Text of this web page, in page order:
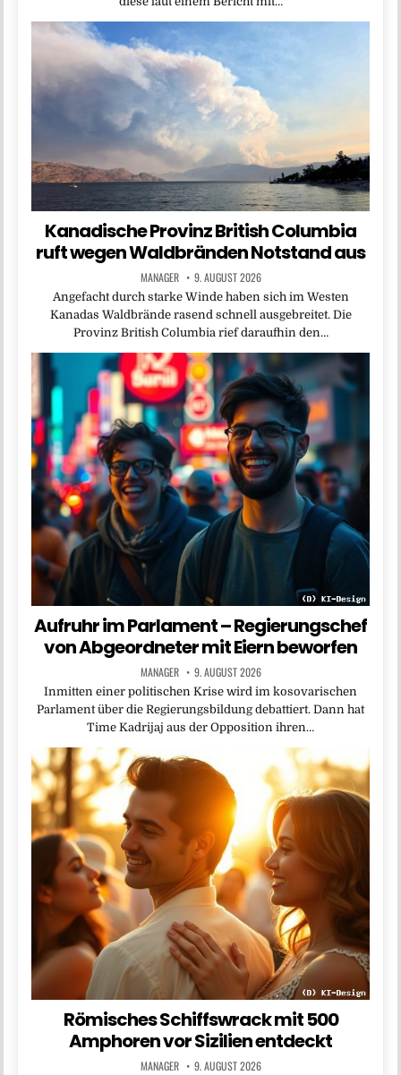
Kanadische Provinz British Columbia
ruft wegen Waldbränden Notstand aus
MANAGER 9. AUGUST 2026
Angefacht durch starke Winde haben sich im Westen
Kanadas Waldbrände rasend schnell ausgebreitet. Die
Provinz British Columbia rief daraufhin den…
Aufruhr im Parlament – Regierungschef
von Abgeordneter mit Eiern beworfen
MANAGER 9. AUGUST 2026
Inmitten einer politischen Krise wird im kosovarischen
Parlament über die Regierungsbildung debattiert. Dann hat
Time Kadrijaj aus der Opposition ihren…
Römisches Schiffswrack mit 500
Amphoren vor Sizilien entdeckt
MANAGER 9. AUGUST 2026